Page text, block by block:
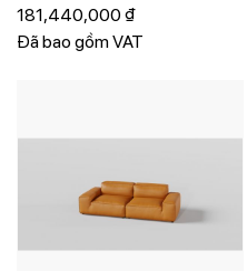
181,440,000 ₫
Đã bao gồm VAT